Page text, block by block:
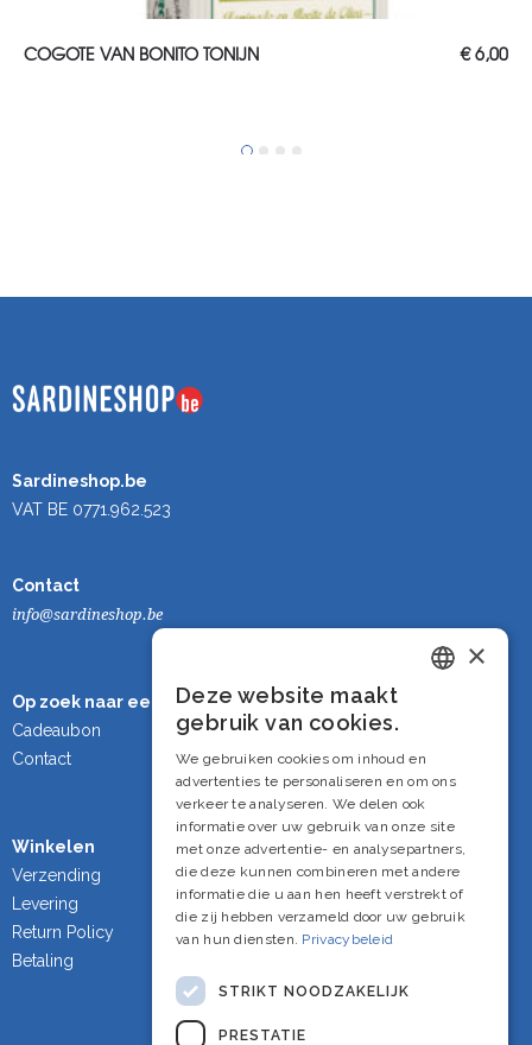
TOEVOEGEN AAN WINKELWAGEN
COGOTE VAN BONITO TONIJN €6,00
Sardineshop.be
VAT BE 0771.962.523
Contact
info@sardineshop.be
Op zoek naar een cadeau?
Cadeaubon
Contact
Winkelen
Verzending
Levering
Return Policy
Betaling
×
Deze website maakt
gebruik van cookies.
We gebruiken cookies om inhoud en
advertenties te personaliseren en om ons
verkeer te analyseren. We delen ook
informatie over uw gebruik van onze site
met onze advertentie- en analysepartners,
die deze kunnen combineren met andere
informatie die u aan hen heeft verstrekt of
die zij hebben verzameld door uw gebruik
van hun diensten. Privacybeleid
STRIKT NOODZAKELIJK
PRESTATIE